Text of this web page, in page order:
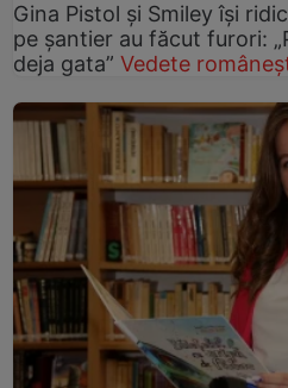
Gina Pistol și Smiley își
pe șantier au făcut furori:
deja gata” Vedete